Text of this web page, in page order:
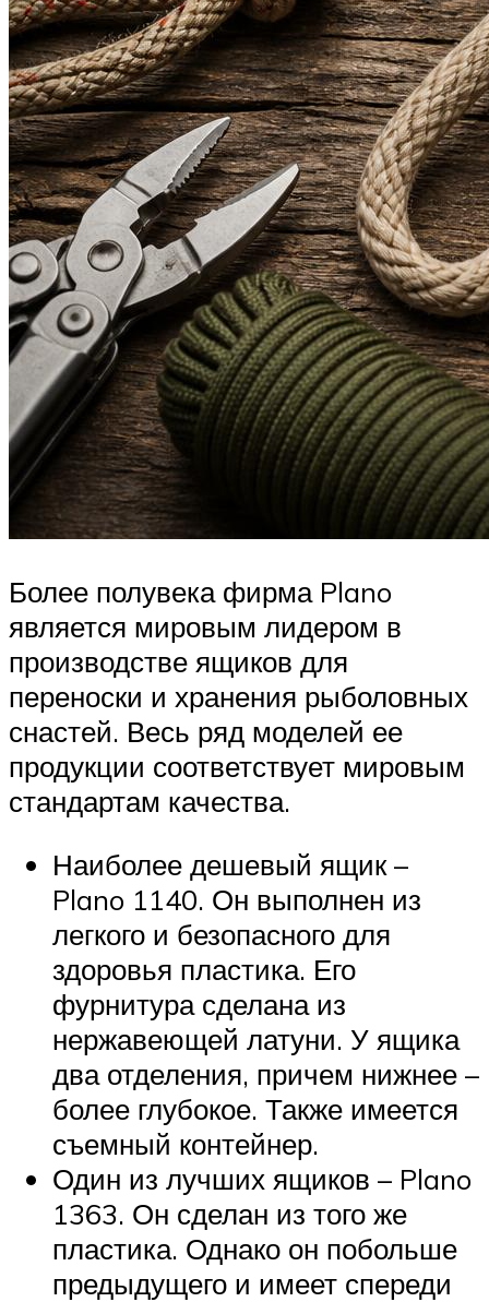
Более полувека фирма Plano
является мировым лидером в
производстве ящиков для
переноски и хранения рыболовных
снастей. Весь ряд моделей ее
продукции соответствует мировым
стандартам качества.
Наиболее дешевый ящик –
Plano 1140. Он выполнен из
легкого и безопасного для
здоровья пластика. Его
фурнитура сделана из
нержавеющей латуни. У ящика
два отделения, причем нижнее –
более глубокое. Также имеется
съемный контейнер.
Один из лучших ящиков – Plano
1363. Он сделан из того же
пластика. Однако он побольше
предыдущего и имеет спереди